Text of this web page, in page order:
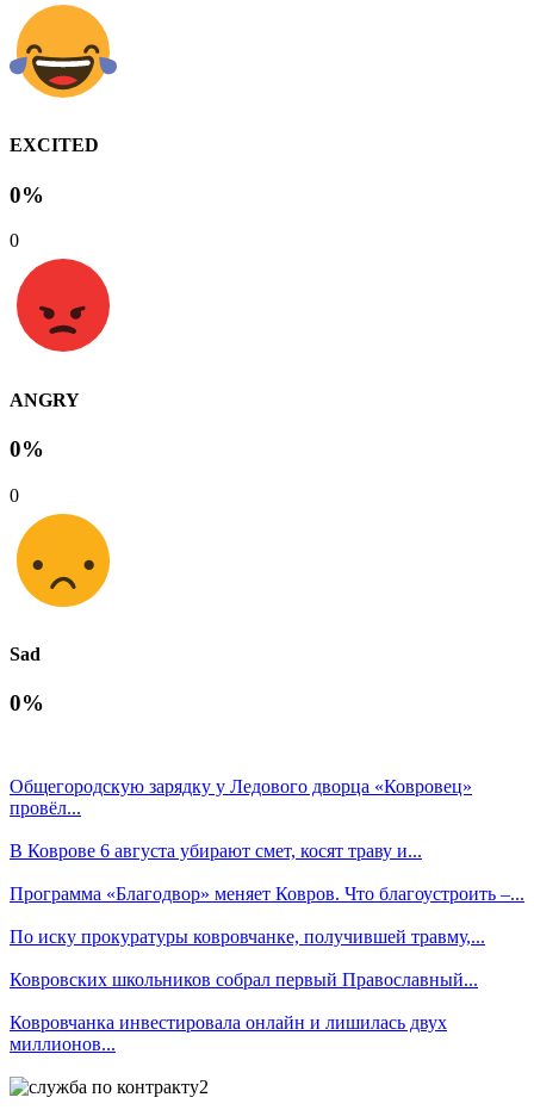
EXCITED
0%
0
ANGRY
0%
0
Sad
0%
Общегородскую зарядку у Ледового дворца «Ковровец»
провёл...
В Коврове 6 августа убирают смет, косят траву и...
Программа «Благодвор» меняет Ковров. Что благоустроить –...
По иску прокуратуры ковровчанке, получившей травму,...
Ковровских школьников собрал первый Православный...
Ковровчанка инвестировала онлайн и лишилась двух
миллионов...